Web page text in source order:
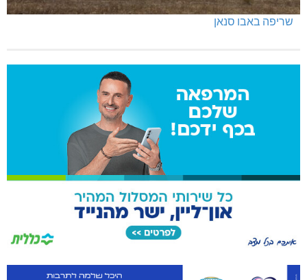
שריפה באבו סנאן